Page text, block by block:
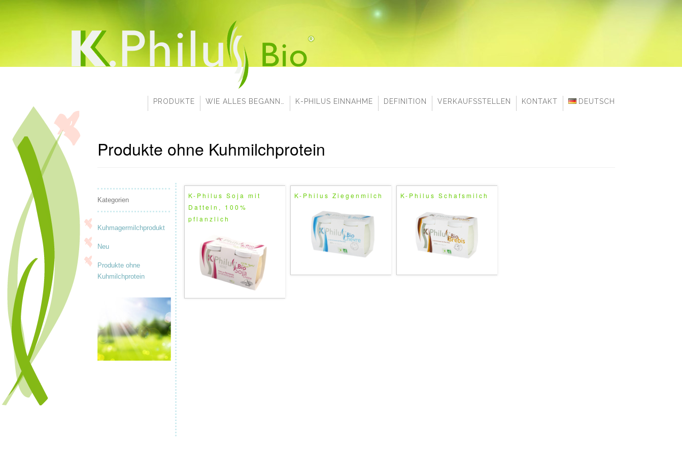
PRODUKTE WIE ALLES BEGANN… K-PHILUS EINNAHME DEFINITION VERKAUFSSTELLEN KONTAKT DEUTSCH
Produkte ohne Kuhmilchprotein
Kategorien
Kuhmagermilchprodukt
Neu
Produkte ohne
Kuhmilchprotein
K-Philus Soja mit
Datteln, 100%
pflanzlich
K-Philus Ziegenmilch K-Philus Schafsmilch